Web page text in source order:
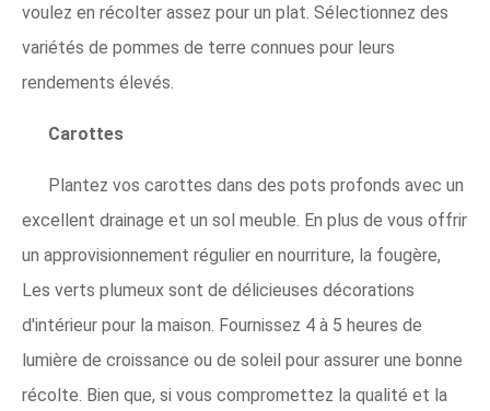
voulez en récolter assez pour un plat. Sélectionnez des
variétés de pommes de terre connues pour leurs
rendements élevés.
Carottes
Plantez vos carottes dans des pots profonds avec un
excellent drainage et un sol meuble. En plus de vous offrir
un approvisionnement régulier en nourriture, la fougère,
Les verts plumeux sont de délicieuses décorations
d'intérieur pour la maison. Fournissez 4 à 5 heures de
lumière de croissance ou de soleil pour assurer une bonne
récolte. Bien que, si vous compromettez la qualité et la